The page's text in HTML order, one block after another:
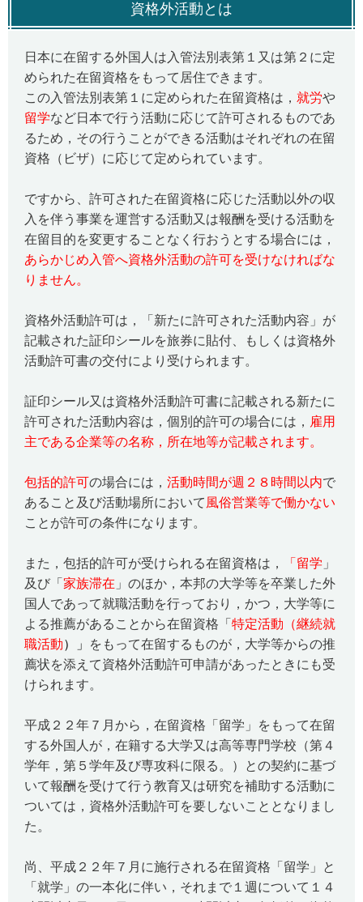
資格外活動とは
日本に在留する外国人は入管法別表第１又は第２に定
められた在留資格をもって居住できます。
この入管法別表第１に定められた在留資格は， 就労や
留学など日本で行う活動に応じて許可されるものであ
るため，その行うことができる活動はそれぞれの在留
資格（ビザ）に応じて定められています。
ですから、許可された在留資格に応じた活動以外の収
入を伴う事業を運営する活動又は報酬を受ける活動を
在留目的を変更することなく行おうとする場合には，
あらかじめ入管へ資格外活動の許可を受けなければな
りません。
資格外活動許可は，「新たに許可された活動内容」が
記載された証印シールを旅券に貼付、もしくは資格外
活動許可書の交付により受けられます。
証印シール又は資格外活動許可書に記載される新たに
許可された活動内容は，個別的許可の場合には， 雇用
主である企業等の名称，所在地等が記載されます。
包括的許可の場合には， 活動時間が週２８時間以内で
あること及び活動場所において 風俗営業等で働かない
ことが許可の条件になります。
また，包括的許可が受けられる在留資格は， 「留学 」
及び「 家族滞在 」のほか，本邦の大学等を卒業した外
国人であって就職活動を行っており，かつ，大学等に
よる推薦があることから在留資格「 特定活動（継続就
職活動）」
をもって在留するものが，大学等からの推
薦状を添えて資格外活動許可申請があったときにも受
けられます。
平成２２年７月から，在留資格「留学」をもって在留
する外国人が，在籍する大学又は高等専門学校（第４
学年，第５学年及び専攻科に限る。）との契約に基づ
いて報酬を受けて行う教育又は研究を補助する活動に
ついては，資格外活動許可を要しないこととなりまし
た。
尚、平成２２年７月に施行される在留資格「留学」と
「就学」の一本化に伴い，それまで１週について１４